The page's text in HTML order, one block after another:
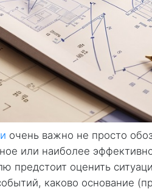
очень важно не просто
или наиболее
предстоит оценить
каково основание